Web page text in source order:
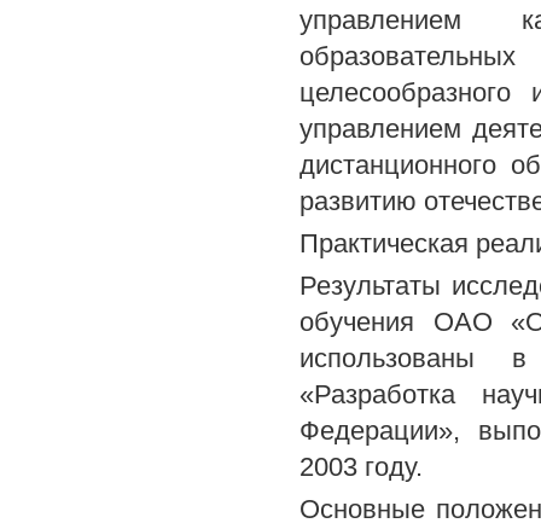
управлением
целесообразного
управлением
дистанционного
развитию
Практическая
Результаты
обучения ОАО
использованы
«Разработка
Федерации»,
2003 году.
Основные